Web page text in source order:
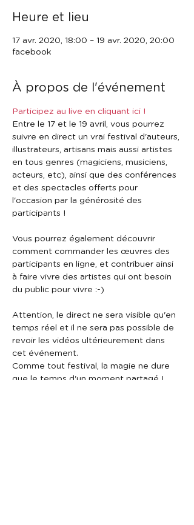
Heure et lieu
17 avr. 2020, 18:00 – 19 avr. 2020, 20:00
facebook
À propos de l'événement
Participez au live en cliquant ici !
Entre le 17 et le 19 avril, vous pourrez
suivre en direct un vrai festival d'auteurs,
illustrateurs, artisans mais aussi artistes
en tous genres (magiciens, musiciens,
acteurs, etc), ainsi que des conférences
et des spectacles offerts pour
l'occasion par la générosité des
Vous pourrez également découvrir
comment commander les œuvres des
participants en ligne, et contribuer ainsi
à faire vivre des artistes qui ont besoin
Attention, le direct ne sera visible qu'en
temps réel et il ne sera pas possible de
revoir les vidéos ultérieurement dans
cet événement.
Comme tout festival, la magie ne dure